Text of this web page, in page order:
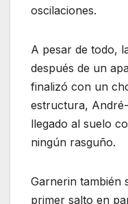
oscilaciones.
A pesar de todo,
después de un
finalizó con un
estructura,
llegado al suelo
ningún rasguño.
Garnerin también
primer salto en